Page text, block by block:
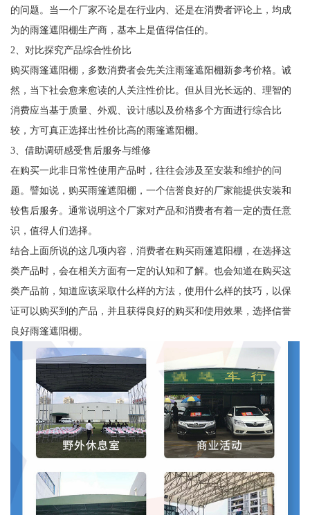
的问题。当一个厂家不论是在行业内、还是在消费者评论上，均成
为的雨篷遮阳棚生产商，基本上是值得信任的。
2、对比探究产品综合性价比
购买雨篷遮阳棚，多数消费者会先关注雨篷遮阳棚新参考价格。诚
然，当下社会愈来愈读的人关注性价比。但从目光长远的、理智的
消费应当基于质量、外观、设计感以及价格多个方面进行综合比
较，方可真正选择出性价比高的雨篷遮阳棚。
3、借助调研感受售后服务与维修
在购买一此非日常性使用产品时，往往会涉及至安装和维护的问
题。譬如说，购买雨篷遮阳棚，一个信誉良好的厂家能提供安装和
较售后服务。通常说明这个厂家对产品和消费者有着一定的责任意
识，值得人们选择。
结合上面所说的这几项内容，消费者在购买雨篷遮阳棚，在选择这
类产品时，会在相关方面有一定的认知和了解。也会知道在购买这
类产品前，知道应该采取什么样的方法，使用什么样的技巧，以保
证可以购买到的产品，并且获得良好的购买和使用效果，选择信誉
良好雨篷遮阳棚。